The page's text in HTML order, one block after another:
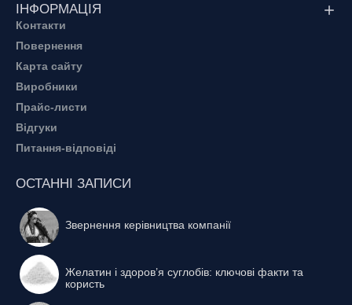
ІНФОРМАЦІЯ
Контакти
Повернення
Карта сайту
Виробники
Прайс-листи
Відгуки
Питання-відповіді
ОСТАННІ ЗАПИСИ
Звернення керівництва компанії
Желатин і здоров’я суглобів: ключові факти та
користь